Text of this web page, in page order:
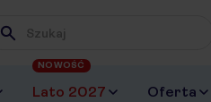
Wpisz frazę, której szukasz
Lato 2027
NOWOŚĆ
Oferta